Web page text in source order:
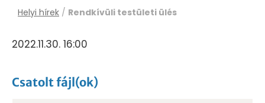
Helyi hírek / Rendkívüli testületi ülés
2022.11.30. 16:00
Csatolt fájl(ok)